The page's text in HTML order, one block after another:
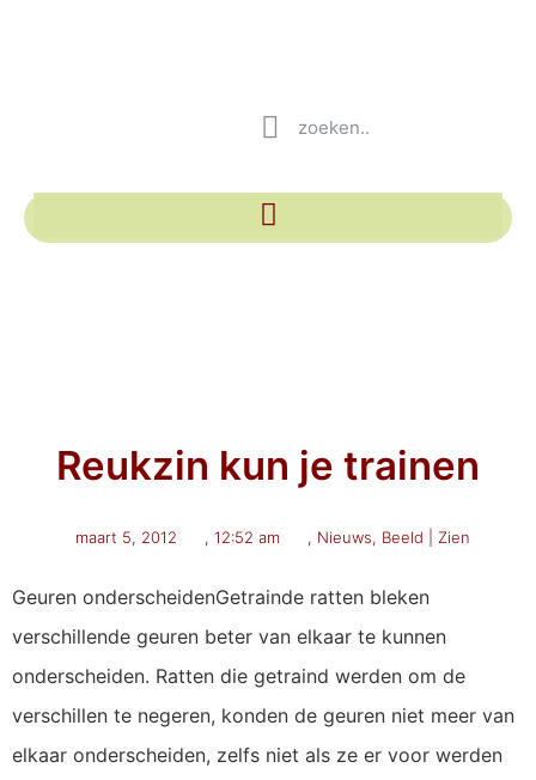
Reukzin kun je trainen
maart 5, 2012 , 12:52 am , Nieuws, Beeld | Zien
Geuren onderscheidenGetrainde ratten bleken
verschillende geuren beter van elkaar te kunnen
onderscheiden. Ratten die getraind werden om de
verschillen te negeren, konden de geuren niet meer van
elkaar onderscheiden, zelfs niet als ze er voor werden